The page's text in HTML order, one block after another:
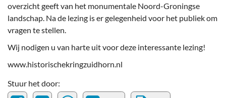
overzicht geeft van het monumentale Noord-Groningse
landschap. Na de lezing is er gelegenheid voor het publiek om
vragen te stellen.
Wij nodigen u van harte uit voor deze interessante lezing!
www.historischekringzuidhorn.nl
Stuur het door: